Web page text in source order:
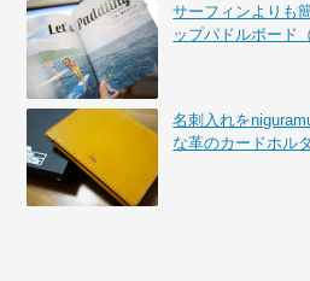
サーフィンよりも
ップパドルボード
名刺入れを
な革のカードホル